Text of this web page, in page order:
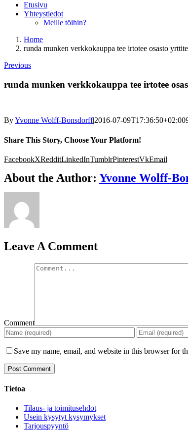
Etusivu
Yhteystiedot
Meille töihin?
Home
runda munken verkkokauppa tee irtotee osasto
Previous
runda munken verkkokauppa tee irtotee
ByYvonne Wolff-Bonsdorff|2016-07-09T17:36:50+02:00
Share This Story, Choose Your Platform!
FacebookXRedditLinkedInTumblrPinterestVkEmail
About the Author: Yvonne Wolff-
Leave A Comment
Comment
Save my name, email, and website in this browser for
Tietoa
Tilaus- ja toimitusehdot
Usein kysytyt kysymykset
Tarjouspyyntö